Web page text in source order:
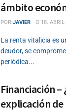
ámbito
POR JAVIER 18.
La renta vitalicia es
deudor, se
periódica...
Financiación –
explicación